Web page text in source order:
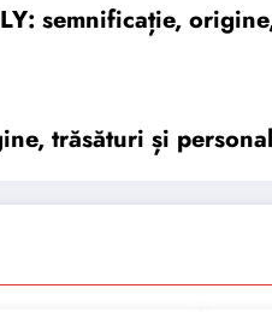
semnificație,
trăsături și